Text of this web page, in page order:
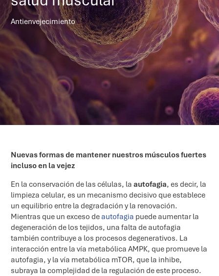
Antienvejecimiento
Nuevas formas de mantener nuestros músculos fuertes
incluso en la vejez
En la conservación de las células, laautofagia, es decir, la
limpieza celular, es un mecanismo decisivo que establece
un equilibrio entre la degradación y la renovación.
Mientras que un exceso deautofagia puede aumentar la
degeneración de los tejidos, una falta de autofagia
también contribuye a los procesos degenerativos. La
interacción entre la vía metabólica AMPK, que promueve la
autofagia, y la vía metabólica mTOR, que la inhibe,
subraya la complejidad de la regulación de este proceso.